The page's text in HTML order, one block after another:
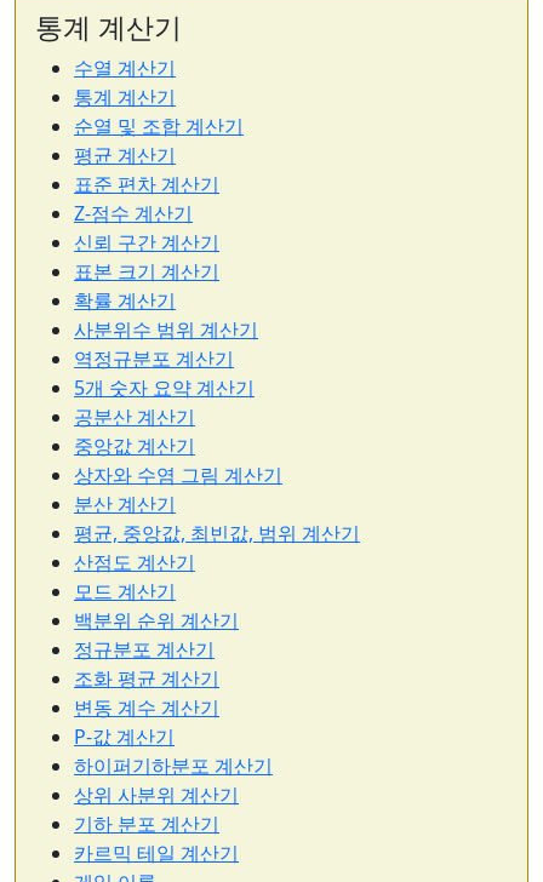
통계 계산기
수열 계산기
통계 계산기
순열 및 조합 계산기
평균 계산기
표준 편차 계산기
Z-점수 계산기
신뢰 구간 계산기
표본 크기 계산기
확률 계산기
사분위수 범위 계산기
역정규분포 계산기
5개 숫자 요약 계산기
공분산 계산기
중앙값 계산기
상자와 수염 그림 계산기
분산 계산기
평균, 중앙값, 최빈값, 범위 계산기
산점도 계산기
모드 계산기
백분위 순위 계산기
정규분포 계산기
조화 평균 계산기
변동 계수 계산기
P-값 계산기
하이퍼기하분포 계산기
상위 사분위 계산기
기하 분포 계산기
카르믹 테일 계산기